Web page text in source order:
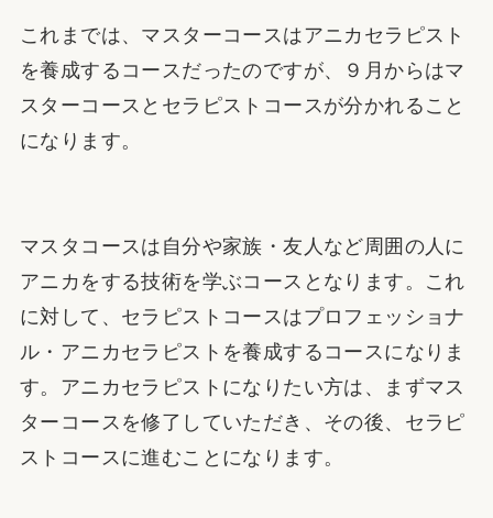
これまでは、マスターコースはアニカセラピスト
を養成するコースだったのですが、９月からはマ
スターコースとセラピストコースが分かれること
になります。
マスタコースは自分や家族・友人など周囲の人に
アニカをする技術を学ぶコースとなります。これ
に対して、セラピストコースはプロフェッショナ
ル・アニカセラピストを養成するコースになりま
す。アニカセラピストになりたい方は、まずマス
ターコースを修了していただき、その後、セラピ
ストコースに進むことになります。